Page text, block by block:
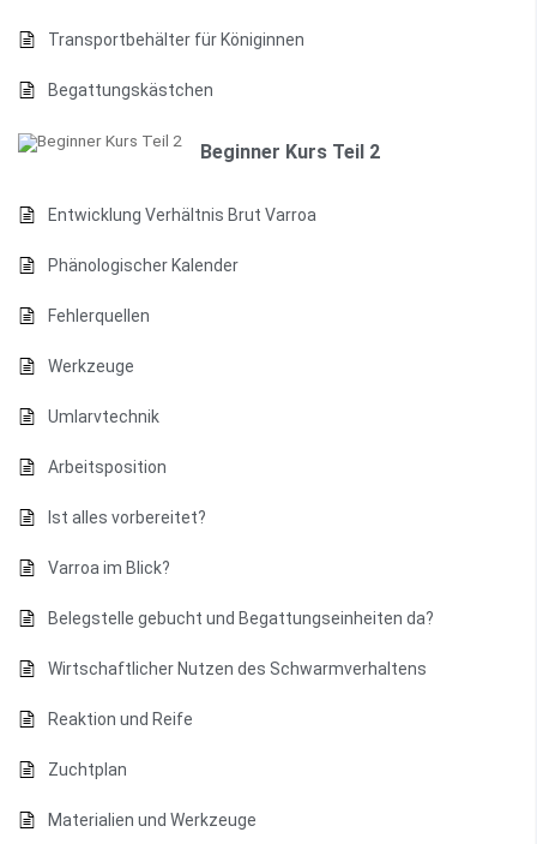
Transportbehälter für Königinnen
Begattungskästchen
Beginner Kurs Teil 2
Entwicklung Verhältnis Brut Varroa
Phänologischer Kalender
Fehlerquellen
Werkzeuge
Umlarvtechnik
Arbeitsposition
Ist alles vorbereitet?
Varroa im Blick?
Belegstelle gebucht und Begattungseinheiten da?
Wirtschaftlicher Nutzen des Schwarmverhaltens
Reaktion und Reife
Zuchtplan
Materialien und Werkzeuge